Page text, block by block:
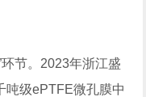
节。2023年浙江盛
吨级ePTFE微孔膜中